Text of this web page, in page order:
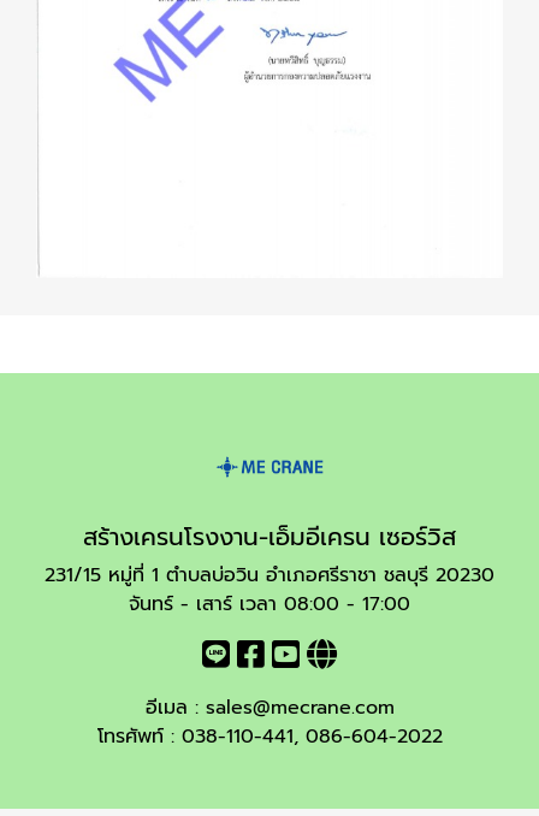
สร้างเครนโรงงาน-เอ็มอีเครน เซอร์วิส
231/15 หมู่ที่ 1 ตำบลบ่อวิน อำเภอศรีราชา ชลบุรี 20230
จันทร์ - เสาร์ เวลา 08:00 - 17:00
อีเมล : sales@mecrane.com
โทรศัพท์ : 038-110-441, 086-604-2022